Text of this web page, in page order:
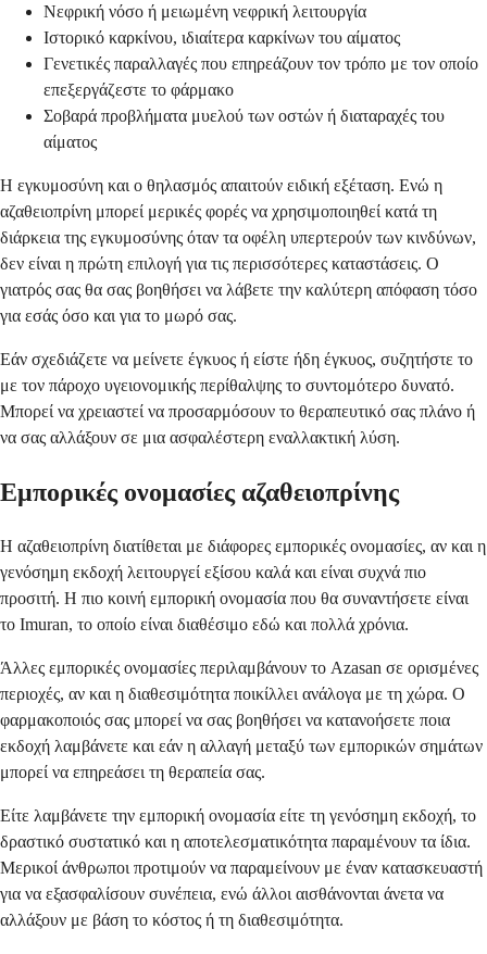
Νεφρική νόσο ή μειωμένη νεφρική λειτουργία
Ιστορικό καρκίνου, ιδιαίτερα καρκίνων του αίματος
Γενετικές παραλλαγές που επηρεάζουν τον τρόπο με τον οποίο
επεξεργάζεστε το φάρμακο
Σοβαρά προβλήματα μυελού των οστών ή διαταραχές του
αίματος
Η εγκυμοσύνη και ο θηλασμός απαιτούν ειδική εξέταση. Ενώ η
αζαθειοπρίνη μπορεί μερικές φορές να χρησιμοποιηθεί κατά τη
διάρκεια της εγκυμοσύνης όταν τα οφέλη υπερτερούν των κινδύνων,
δεν είναι η πρώτη επιλογή για τις περισσότερες καταστάσεις. Ο
γιατρός σας θα σας βοηθήσει να λάβετε την καλύτερη απόφαση τόσο
για εσάς όσο και για το μωρό σας.
Εάν σχεδιάζετε να μείνετε έγκυος ή είστε ήδη έγκυος, συζητήστε το
με τον πάροχο υγειονομικής περίθαλψης το συντομότερο δυνατό.
Μπορεί να χρειαστεί να προσαρμόσουν το θεραπευτικό σας πλάνο ή
να σας αλλάξουν σε μια ασφαλέστερη εναλλακτική λύση.
Εμπορικές ονομασίες αζαθειοπρίνης
Η αζαθειοπρίνη διατίθεται με διάφορες εμπορικές ονομασίες, αν και η
γενόσημη εκδοχή λειτουργεί εξίσου καλά και είναι συχνά πιο
προσιτή. Η πιο κοινή εμπορική ονομασία που θα συναντήσετε είναι
το Imuran, το οποίο είναι διαθέσιμο εδώ και πολλά χρόνια.
Άλλες εμπορικές ονομασίες περιλαμβάνουν το Azasan σε ορισμένες
περιοχές, αν και η διαθεσιμότητα ποικίλλει ανάλογα με τη χώρα. Ο
φαρμακοποιός σας μπορεί να σας βοηθήσει να κατανοήσετε ποια
εκδοχή λαμβάνετε και εάν η αλλαγή μεταξύ των εμπορικών σημάτων
μπορεί να επηρεάσει τη θεραπεία σας.
Είτε λαμβάνετε την εμπορική ονομασία είτε τη γενόσημη εκδοχή, το
δραστικό συστατικό και η αποτελεσματικότητα παραμένουν τα ίδια.
Μερικοί άνθρωποι προτιμούν να παραμείνουν με έναν κατασκευαστή
για να εξασφαλίσουν συνέπεια, ενώ άλλοι αισθάνονται άνετα να
αλλάξουν με βάση το κόστος ή τη διαθεσιμότητα.